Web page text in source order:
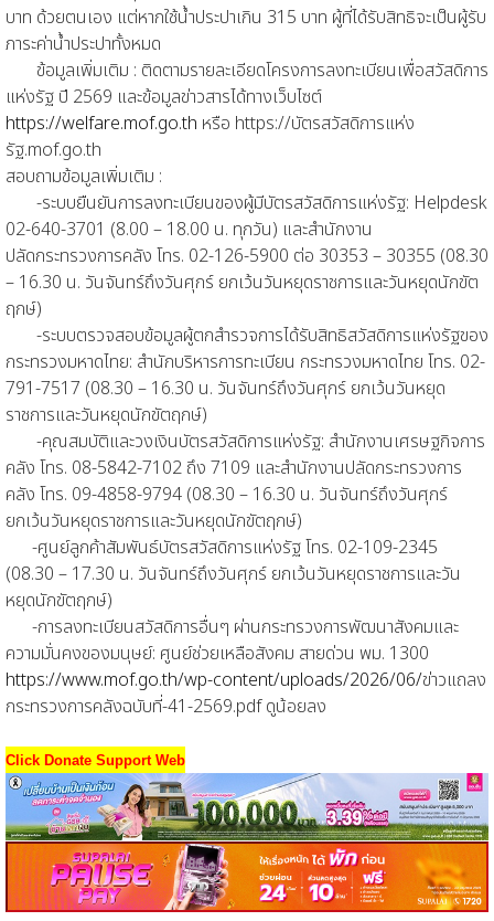
บาท ด้วยตนเอง แต่หากใช้น้ำประปาเกิน 315 บาท ผู้ที่ได้รับสิทธิจะเป็นผู้รับ
ภาระค่าน้ำประปาทั้งหมด
ข้อมูลเพิ่มเติม : ติดตามรายละเอียดโครงการลงทะเบียนเพื่อสวัสดิการ
แห่งรัฐ ปี 2569 และข้อมูลข่าวสารได้ทางเว็บไซต์
https://welfare.mof.go.th หรือ https://บัตรสวัสดิการแห่ง
รัฐ.mof.go.th
สอบถามข้อมูลเพิ่มเติม :
-ระบบยืนยันการลงทะเบียนของผู้มีบัตรสวัสดิการแห่งรัฐ: Helpdesk
02-640-3701 (8.00 – 18.00 น. ทุกวัน) และสำนักงาน
ปลัดกระทรวงการคลัง โทร. 02-126-5900 ต่อ 30353 – 30355 (08.30
– 16.30 น. วันจันทร์ถึงวันศุกร์ ยกเว้นวันหยุดราชการและวันหยุดนักขัต
ฤกษ์)
-ระบบตรวจสอบข้อมูลผู้ตกสำรวจการได้รับสิทธิสวัสดิการแห่งรัฐของ
กระทรวงมหาดไทย: สำนักบริหารการทะเบียน กระทรวงมหาดไทย โทร. 02-
791-7517 (08.30 – 16.30 น. วันจันทร์ถึงวันศุกร์ ยกเว้นวันหยุด
ราชการและวันหยุดนักขัตฤกษ์)
-คุณสมบัติและวงเงินบัตรสวัสดิการแห่งรัฐ: สำนักงานเศรษฐกิจการ
คลัง โทร. 08-5842-7102 ถึง 7109 และสำนักงานปลัดกระทรวงการ
คลัง โทร. 09-4858-9794 (08.30 – 16.30 น. วันจันทร์ถึงวันศุกร์
ยกเว้นวันหยุดราชการและวันหยุดนักขัตฤกษ์)
-ศูนย์ลูกค้าสัมพันธ์บัตรสวัสดิการแห่งรัฐ โทร. 02-109-2345
(08.30 – 17.30 น. วันจันทร์ถึงวันศุกร์ ยกเว้นวันหยุดราชการและวัน
หยุดนักขัตฤกษ์)
-การลงทะเบียนสวัสดิการอื่นๆ ผ่านกระทรวงการพัฒนาสังคมและ
ความมั่นคงของมนุษย์: ศูนย์ช่วยเหลือสังคม สายด่วน พม. 1300
https://www.mof.go.th/wp-content/uploads/2026/06/ข่าวแถลง
กระทรวงการคลังฉบับที่-41-2569.pdf ดูน้อยลง
Click Donate Support Web